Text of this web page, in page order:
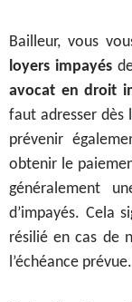
Bailleur, vous
loyers impayés
avocat en droit
faut adresser dès
prévenir
obtenir le
généralement
d’impayés. Cela
résilié en cas de
l’échéance prévue.